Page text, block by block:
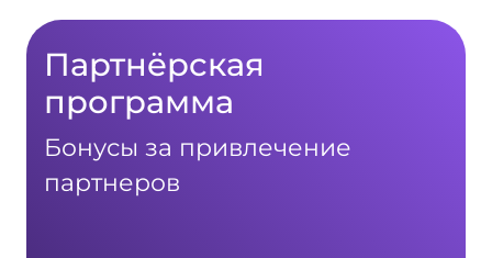
Партнёрская
программа
Бонусы за привлечение
партнеров